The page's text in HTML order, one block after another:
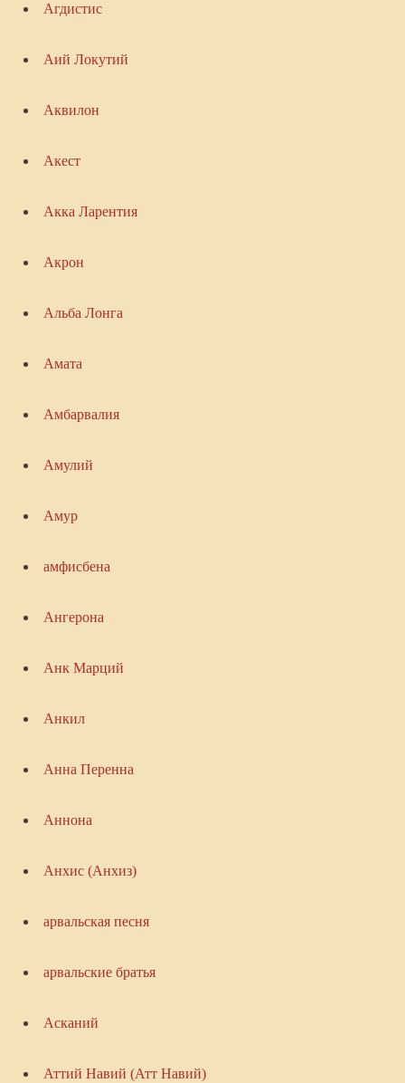
Агдистис
Аий Локутий
Аквилон
Акест
Акка Ларентия
Акрон
Альба Лонга
Амата
Амбарвалия
Амулий
Амур
амфисбена
Ангерона
Анк Марций
Анкил
Анна Перенна
Аннона
Анхис (Анхиз)
арвальская песня
арвальские братья
Асканий
Аттий Навий (Атт Навий)